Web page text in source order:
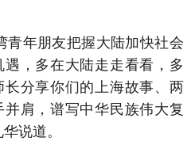
年朋友把握大陆加快社会
，多在大陆走走看看，多
分享你们的上海故事、两
肩，谱写中华民族伟大复
说道。